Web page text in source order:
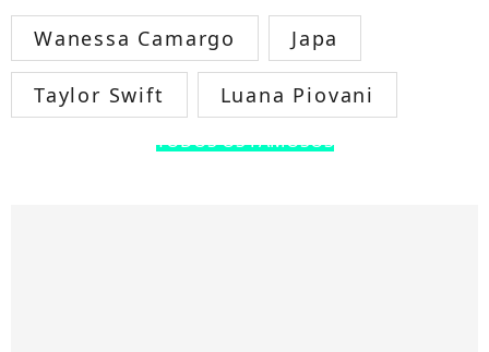
Wanessa Camargo Japa
Taylor Swift Luana Piovani
TODOS OS FAMOSOS